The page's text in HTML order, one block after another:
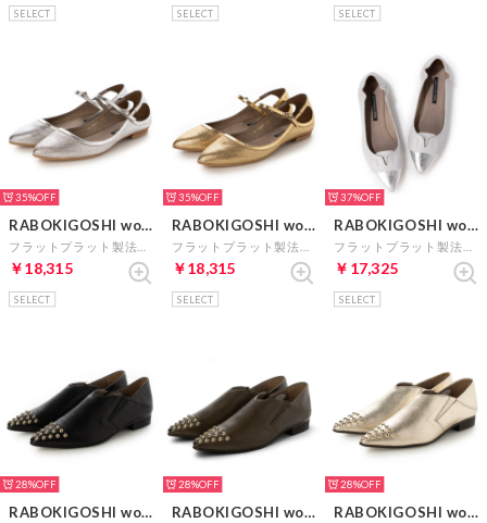
SELECT SELECT SELECT
35%
RABOKIGOSHI works
￥18,315
SELECT
35%
RABOKIGOSHI works
￥18,315
SELECT
37%
RABOKIGOSHI works
￥17,325
SELECT
28%
RABOKIGOSHI works
28%
RABOKIGOSHI works
28%
RABOKIGOSHI works